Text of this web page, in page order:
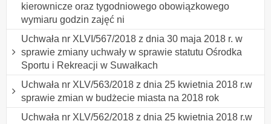
kierownicze oraz tygodniowego obowiązkowego
wymiaru godzin zajęć ni
Uchwała nr XLVI/567/2018 z dnia 30 maja 2018 r. w
sprawie zmiany uchwały w sprawie statutu Ośrodka
Sportu i Rekreacji w Suwałkach
Uchwała nr XLV/563/2018 z dnia 25 kwietnia 2018 r.w
sprawie zmian w budżecie miasta na 2018 rok
Uchwała nr XLV/562/2018 z dnia 25 kwietnia 2018 r.w